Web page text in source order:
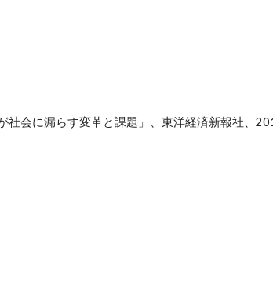
会に漏らす変革と課題」、東洋経済新報社、